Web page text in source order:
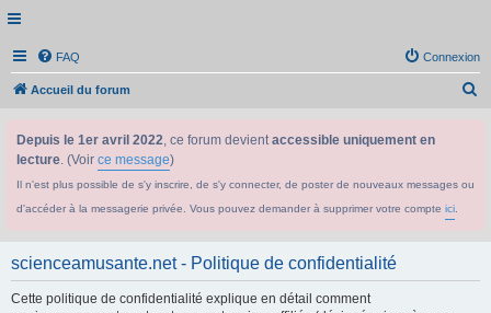
FAQ Connexion
Accueil du forum
Depuis le 1er avril 2022, ce forum devientaccessible uniquement en
lecture. (Voir ce message)
Il n'est plus possible de s'y inscrire, de s'y connecter, de poster de nouveaux messages ou
d'accéder à la messagerie privée. Vous pouvez demander à supprimer votre compte ici
scienceamusante.net - Politique de confidentialité
Cette politique de confidentialité explique en détail comment